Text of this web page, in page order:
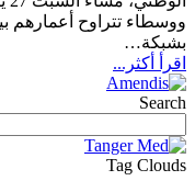
بشبكة…
اقرأ أكثر...
Search
Tag Clouds